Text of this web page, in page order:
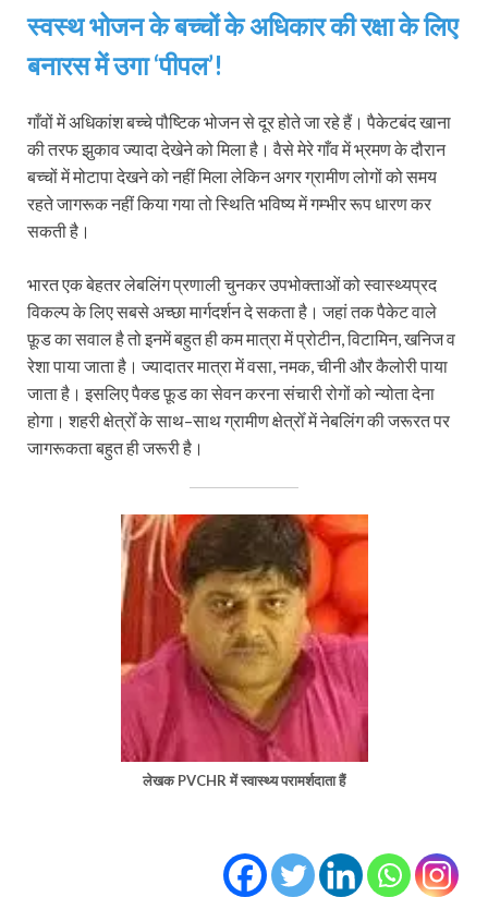
स्वस्थ भोजन के बच्चों के अधिकार की रक्षा के लिए
बनारस में उगा ‘पीपल’!
गाँवों में अधिकांश बच्चे पौष्टिक भोजन से दूर होते जा रहे हैं। पैकेटबंद खाना
की तरफ झुकाव ज्यादा देखेने को मिला है। वैसे मेरे गाँव में भ्रमण के दौरान
बच्चों में मोटापा देखने को नहीं मिला लेकिन अगर ग्रामीण लोगों को समय
रहते जागरूक नहीं किया गया तो स्थिति भविष्य में गम्भीर रूप धारण कर
सकती है।
भारत एक बेहतर लेबलिंग प्रणाली चुनकर उपभोक्ताओं को स्वास्थ्यप्रद
विकल्प के लिए सबसे अच्छा मार्गदर्शन दे सकता है। जहां तक पैकेट वाले
फ़ूड का सवाल है तो इनमें बहुत ही कम मात्रा में प्रोटीन, विटामिन, खनिज व
रेशा पाया जाता है। ज्यादातर मात्रा में वसा, नमक, चीनी और कैलोरी पाया
जाता है। इसलिए पैक्‍ड फ़ूड का सेवन करना संचारी रोगों को न्योता देना
होगा। शहरी क्षेत्रोँ के साथ–साथ ग्रामीण क्षेत्रोँ में नेबलिंग की जरूरत पर
जागरूकता बहुत ही जरूरी है।
लेखक PVCHR में स्वास्थ्य परामर्शदाता हैं